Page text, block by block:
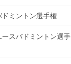
ミントン選手権
スバドミントン選手